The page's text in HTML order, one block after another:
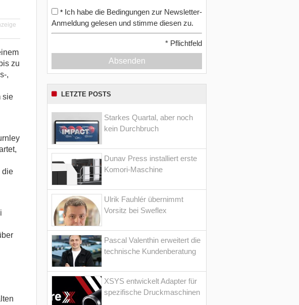
zu
,
sie
die
* Ich habe die Bedingungen zur Newsletter-
Anmeldung gelesen und stimme diesen zu.
* Pflichtfeld
Absenden
LETZTE POSTS
Starkes Quartal, aber noch
kein Durchbruch
Dunav Press installiert erste
Komori-Maschine
Ulrik Fauhlér übernimmt
Vorsitz bei Sweflex
Pascal Valenthin erweitert die
technische Kundenberatung
XSYS entwickelt Adapter für
spezifische Druckmaschinen